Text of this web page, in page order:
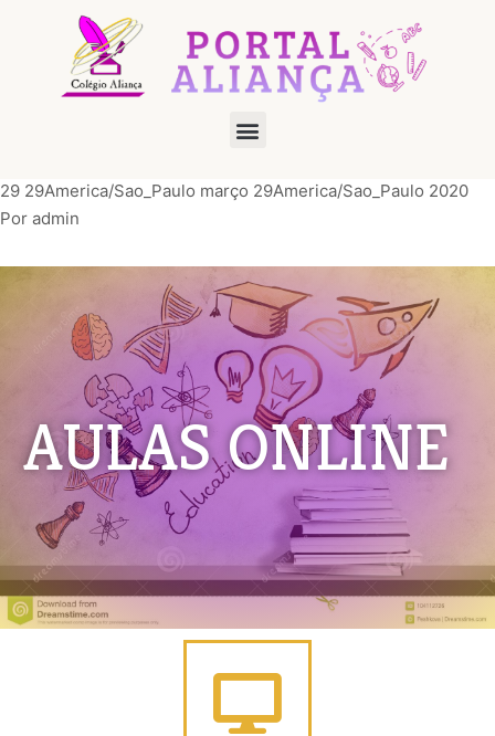
29 29America/Sao_Paulo março 29America/Sao_Paulo 2020
Por admin
AULAS ONLINE